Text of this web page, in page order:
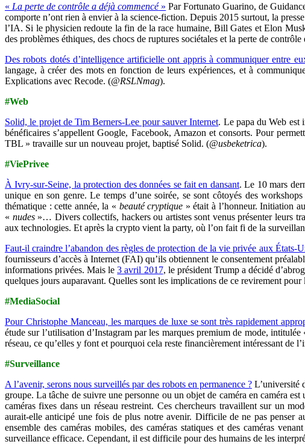
« La perte de contrôle a déjà commencé» Par Fortunato Guarino, de
comporte n’ont rien à envier à la science-fiction. Depuis 2015 surtout, la
l’IA. Si le physicien redoute la fin de la race humaine, Bill Gates et Elon
des problèmes éthiques, des chocs de ruptures sociétales et la perte de
Des robots dotés d’intelligence artificielle ont appris à communiquer entre
langage, à créer des mots en fonction de leurs expériences, et à
Explications avec Recode. (@RSLNmag).
#Web
Solid, le projet de Tim Berners-Lee pour sauver Internet. Le papa du Web est
bénéficaires s’appellent Google, Facebook, Amazon et consorts. Pour
TBL » travaille sur un nouveau projet, baptisé Solid. (@usbeketrica).
#ViePrivee
À Ivry-sur-Seine, la protection des données se fait en dansant. Le 10 mars
unique en son genre. Le temps d’une soirée, se sont côtoyés des
thématique : cette année, la « beauté cryptique » était à l’honneur. Initiation
« nudes»… Divers collectifs, hackers ou artistes sont venus présenter leurs
aux technologies. Et après la crypto vient la party, où l’on fait fi de la
Faut-il craindre l’abandon des règles de protection de la vie privée aux États-
fournisseurs d’accès à Internet (FAI) qu’ils obtiennent le consentement
informations privées. Mais le3 avril 2017, le président Trump a décidé
quelques jours auparavant. Quelles sont les implications de ce revirement pour
#MediaSocial
Pour Christophe Manceau, les marques de luxe se sont très rapidement
étude sur l’utilisation d’Instagram par les marques premium de mode, intitulée
réseau, ce qu’elles y font et pourquoi cela reste financièrement intéressant de
#Surveillance
A l’avenir, serons nous surveillés par des robots en permanence ?L’université
groupe. La tâche de suivre une personne ou un objet de caméra en caméra
caméras fixes dans un réseau restreint. Ces chercheurs travaillent sur un
aurait-elle anticipé une fois de plus notre avenir. Difficile de ne pas penser
ensemble des caméras mobiles, des caméras statiques et des caméras
surveillance efficace. Cependant, il est difficile pour des humains de les